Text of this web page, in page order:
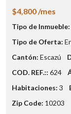
$4,800 /mes
Tipo de Inmueble:
Tipo de Oferta:
Cantón: Escazú
COD. REF.:: 624
Habitaciones: 3
Zip Code: 10203